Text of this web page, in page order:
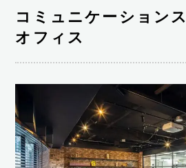
コミュニケーション
オフィス